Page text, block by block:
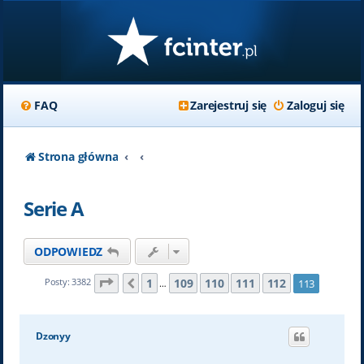
FAQ Zaloguj się
Zarejestruj się
Strona główna
Serie A
ODPOWIEDZ
Posty: 3382 Strona 113 z113
Poprzednia
1 … 109 110 111 112 113
Dzonyy